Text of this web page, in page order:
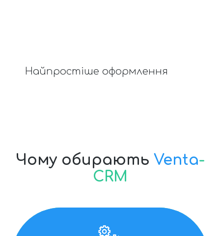
Найпростіше оформлення
Чому обирають Venta-
CRM